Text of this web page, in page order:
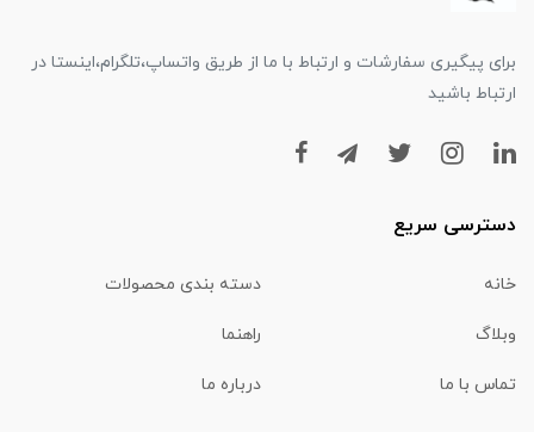
برای پیگیری سفارشات و ارتباط با ما از طریق واتساپ،تلگرام،اینستا در
ارتباط باشید
دسترسی سریع
خانه دسته بندی محصولات
وبلاگ راهنما
تماس با ما درباره ما